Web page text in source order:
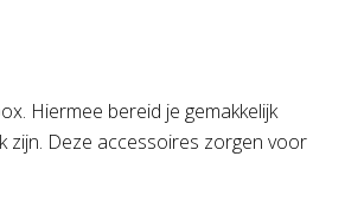
Hiermee bereid je gemakkelijk
zijn. Deze accessoires zorgen voor